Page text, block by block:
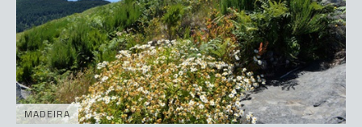
MADEIRA